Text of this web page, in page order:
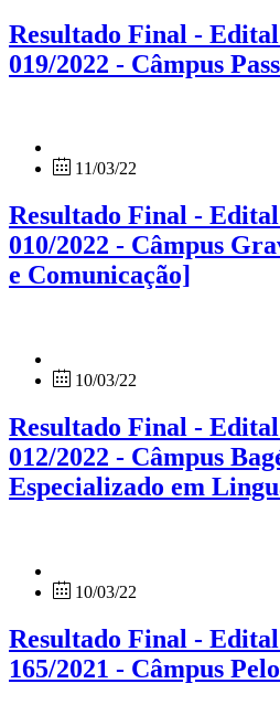
Resultado Final -
019/2022 - Câmpus
11/03/22
Resultado Final -
010/2022 - Câmpus
e Comunicação]
10/03/22
Resultado Final -
012/2022 - Câmpus
Especializado em
10/03/22
Resultado Final -
165/2021 - Câmpus